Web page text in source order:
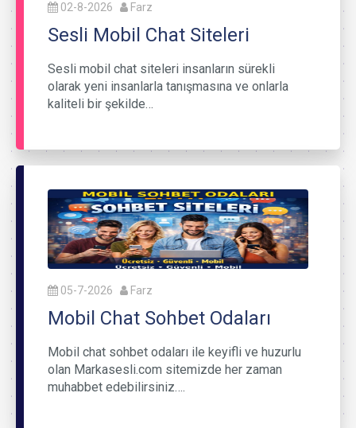
02-8-2026 Farz
Sesli Mobil Chat Siteleri
Sesli mobil chat siteleri insanların sürekli
olarak yeni insanlarla tanışmasına ve onlarla
kaliteli bir şekilde…
05-7-2026 Farz
Mobil Chat Sohbet Odaları
Mobil chat sohbet odaları ile keyifli ve huzurlu
olan Markasesli.com sitemizde her zaman
muhabbet edebilirsiniz….